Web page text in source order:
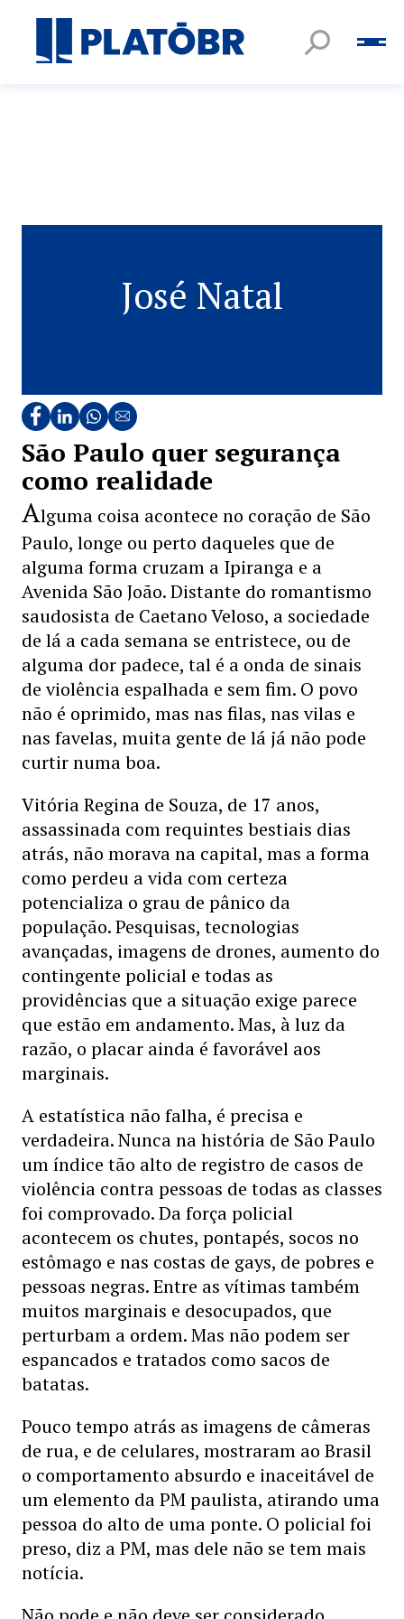
José Natal
São Paulo quer segurança
como realidade
Alguma coisa acontece no coração de São
Paulo, longe ou perto daqueles que de
alguma forma cruzam a Ipiranga e a
Avenida São João. Distante do romantismo
saudosista de Caetano Veloso, a sociedade
de lá a cada semana se entristece, ou de
alguma dor padece, tal é a onda de sinais
de violência espalhada e sem fim. O povo
não é oprimido, mas nas filas, nas vilas e
nas favelas, muita gente de lá já não pode
curtir numa boa.
Vitória Regina de Souza, de 17 anos,
assassinada com requintes bestiais dias
atrás, não morava na capital, mas a forma
como perdeu a vida com certeza
potencializa o grau de pânico da
população. Pesquisas, tecnologias
avançadas, imagens de drones, aumento do
contingente policial e todas as
providências que a situação exige parece
que estão em andamento. Mas, à luz da
razão, o placar ainda é favorável aos
marginais.
A estatística não falha, é precisa e
verdadeira. Nunca na história de São Paulo
um índice tão alto de registro de casos de
violência contra pessoas de todas as classes
foi comprovado. Da força policial
acontecem os chutes, pontapés, socos no
estômago e nas costas de gays, de pobres e
pessoas negras. Entre as vítimas também
muitos marginais e desocupados, que
perturbam a ordem. Mas não podem ser
espancados e tratados como sacos de
batatas.
Pouco tempo atrás as imagens de câmeras
de rua, e de celulares, mostraram ao Brasil
o comportamento absurdo e inaceitável de
um elemento da PM paulista, atirando uma
pessoa do alto de uma ponte. O policial foi
preso, diz a PM, mas dele não se tem mais
notícia.